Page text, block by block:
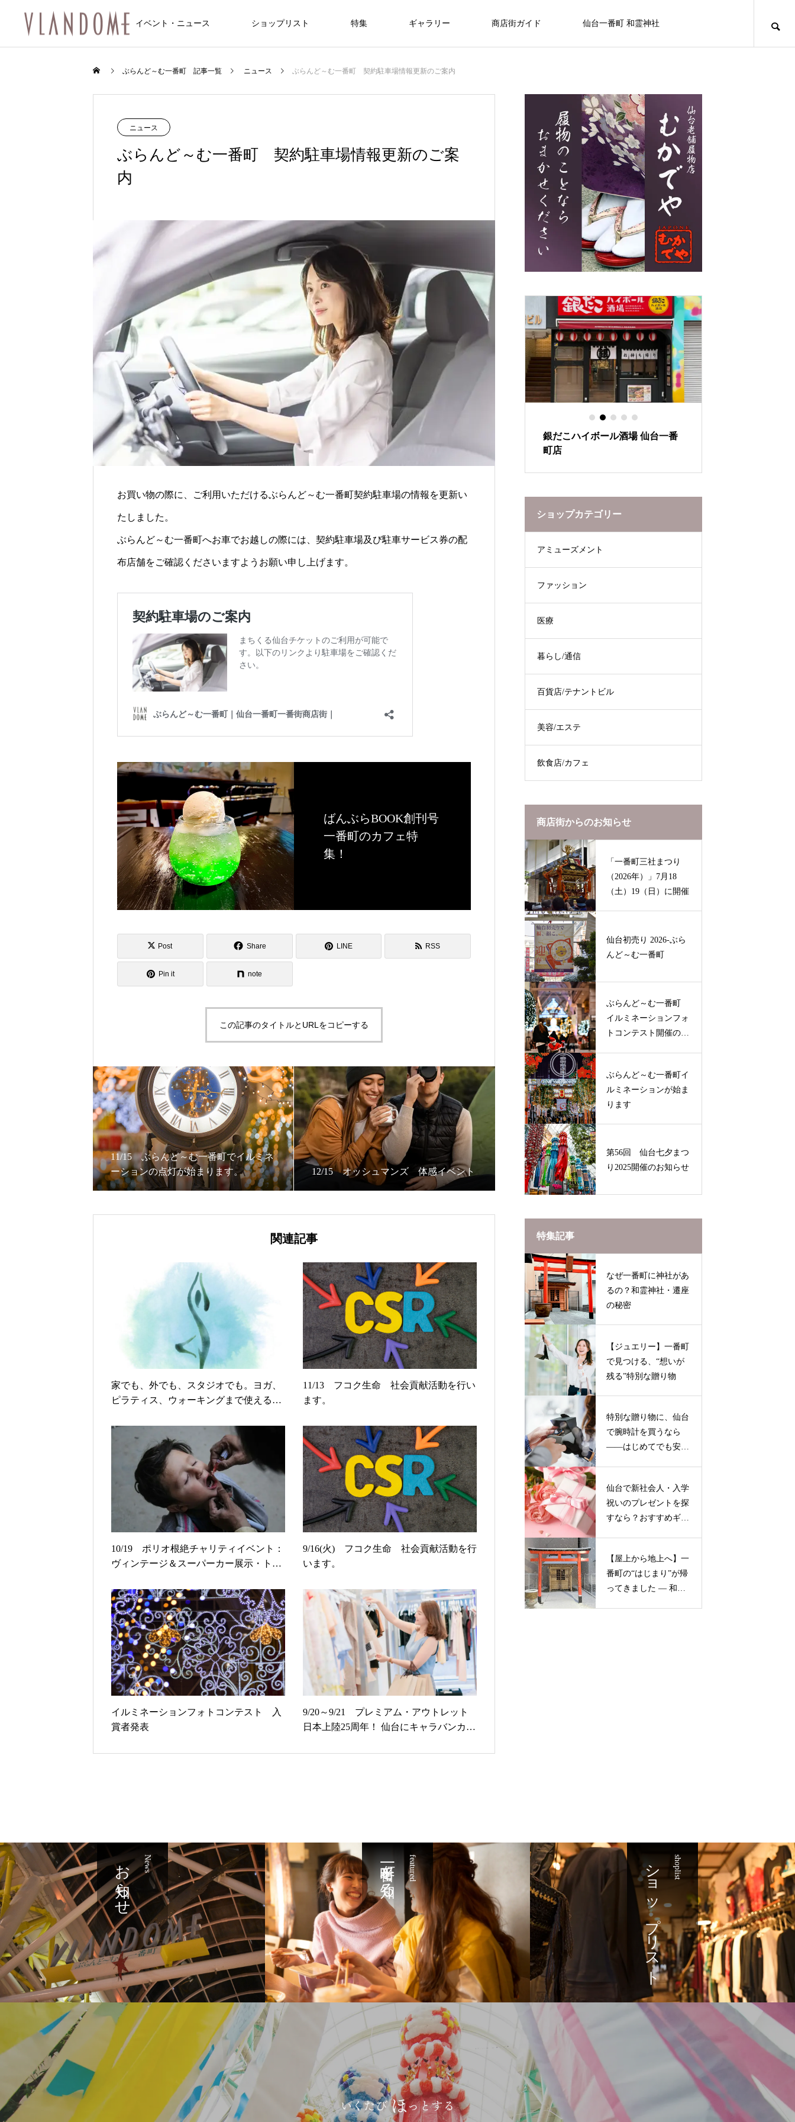
イベント・ニュース ショップリスト 特集 ギャラリー 商店街ガイド 仙台一番町 和霊神社
NEW
8/6～8/8 仙台七夕まつり開催のお知
2026.08.01
8/1・8/2・8/9 ぶらんど～む一番町ス
トリートピアノ
2026.08.01
8/20日（木） フコク生命 社会貢献
活動を行います。
NEW
8/6～8/8 仙台七夕まつり開催のお知
2026.08.01
3.11希望プロジェクト2026
2026.03.01
仙台初売り情報 2026
2025.12.27
feel 6 仙台店 oomiya 仙台店
2025.03.18
OSHMAN’S 仙台店
2024.10.05
松屋食堂 松のや 仙台一番町店 銀だこハイボール酒場 仙台一番町店
2025.12.20
カフェ＆バー ユーフォリア
2025.11.08
Une fleur (アンフルール 仙台店) ラブフェイス
2024.07.15
BELTA
2024.07.15
マシンピラティス 仙台一番町Two Thr
2024.12.20
DANCESTUDIO Endo
2024.09.25
セブンイレブン
2024.09.25
サンドラッグ仙台一番町店 一番町耳鼻科
2024.09.29
せんだい皮膚科医院
2024.09.29
トレカ道楽 仙台駅前アーケード店 快活CLUB仙台一番町ぶらんどーむ店
2025.11.08
カラオケマック 仙台一番町店
2025.03.21
アクア2ビル アクアビル
2025.12.14
BELLAⅡビル
2024.09.15
FEATURE
【ジュエリー】一番町で見つける、“想いが
残る”特別な贈り物
特別な贈り物に、仙台で腕時計を買うなら
——はじめてでも安心の２つのお店
FEATURE
10
なぜ一番町に神社があるの？和霊神社・遷座
の秘密
を探すなら？おすすめギフトガイド
【屋上から地上へ】一番町の“はじま
り”が帰ってきました ― 和霊神社 遷座
初売りは仙台の“文化”
ライフスタイル
「秋」の街で見つける、小さなときめき
とあたたかさ
ぶらんど～む一番町 記事一覧 ニュース ぶらんど～む一番町 契約駐車場情報更新のご案内
ニュース
ぶらんど～む一番町 契約駐車場情報更新のご案
内
お買い物の際に、ご利用いただけるぶらんど～む一番町契約駐車場の情報を更新い
たしました。
ぶらんど～む一番町へお車でお越しの際には、契約駐車場及び駐車サービス券の配
布店舗をご確認くださいますようお願い申し上げます。
ばんぶらBOOK創刊号
一番町のカフェ特
集！
Post Share LINE RSS
Pin it note
この記事のタイトルとURLをコピーする
11/15 ぶらんど～む一番町でイルミネ
ーションの点灯が始まります。
12/15 オッシュマンズ 体感イベント
関連記事
家でも、外でも、スタジオでも。ヨガ、
ピラティス、ウォーキングまで使える「J
11/13 フコク生命 社会貢献活動を行い
ます。
10/19 ポリオ根絶チャリティイベント：
ヴィンテージ＆スーパーカー展示・トー
9/16(火) フコク生命 社会貢献活動を行
います。
イルミネーションフォトコンテスト 入
賞者発表
9/20～9/21 プレミアム・アウトレット
日本上陸25周年！ 仙台にキャラバンカー
世界の山ちゃん仙台一番町店
松屋食堂 松のや 仙台一番町
銀だこハイボール酒場 仙台一番
町店
ショップカテゴリー
アミューズメント
ファッション
医療
暮らし/通信
百貨店/テナントビル
美容/エステ
飲食店/カフェ
商店街からのお知らせ
「一番町三社まつり
（2026年）」7月18
（土）19（日）に開催
仙台初売り 2026-ぶら
んど～む一番町
ぶらんど～む一番町
イルミネーションフォ
トコンテスト開催のお
ぶらんど～む一番町イ
ルミネーションが始ま
ります
第56回 仙台七夕まつ
り2025開催のお知らせ
特集記事
なぜ一番町に神社があ
るの？和霊神社・遷座
の秘密
【ジュエリー】一番町
で見つける、“想いが
残る”特別な贈り物
特別な贈り物に、仙台
で腕時計を買うなら
——はじめてでも安心
仙台で新社会人・入学
祝いのプレゼントを探
すなら？おすすめギフ
【屋上から地上へ】一
番町の“はじまり”が帰
ってきました ― 和霊
News
お知らせ featured
一番町を知る shoplist
ショップリスト